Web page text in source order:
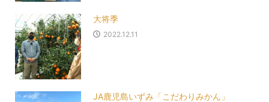
大将季
2022.12.11
JA鹿児島いずみ「こだわりみかん」